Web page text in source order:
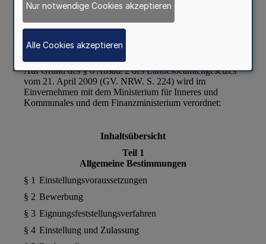
Nur notwendige Cookies akzeptieren
Alle Cookies akzeptieren